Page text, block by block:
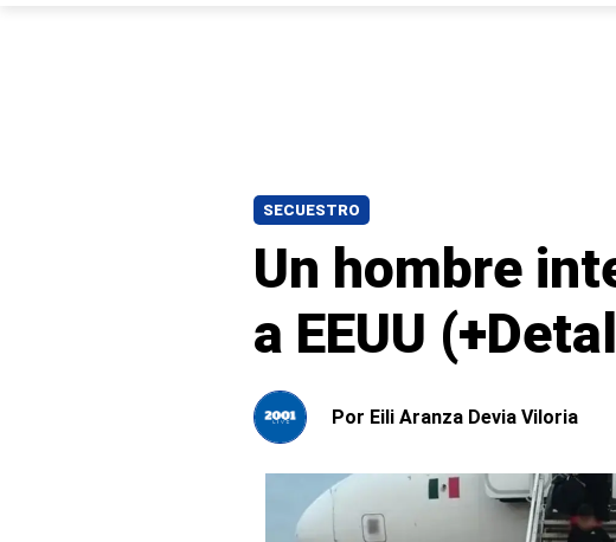
SECUESTRO
Un hombre
a EEUU
Por Eili Aranza Devia Viloria